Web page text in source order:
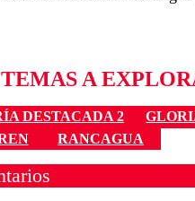
A
DESTACADA 2
RANCAGUA